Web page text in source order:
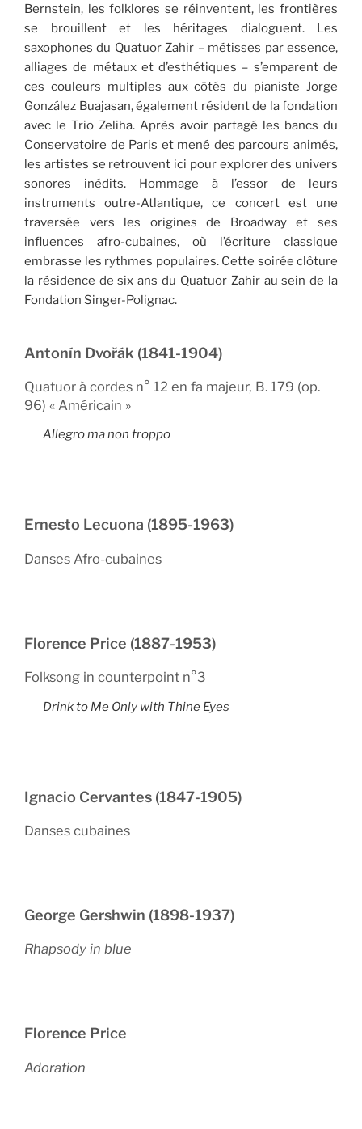
Bernstein, les folklores se réinventent, les frontières
se brouillent et les héritages dialoguent. Les
saxophones du Quatuor Zahir – métisses par essence,
alliages de métaux et d’esthétiques – s’emparent de
ces couleurs multiples aux côtés du pianiste Jorge
González Buajasan, également résident de la fondation
avec le Trio Zeliha. Après avoir partagé les bancs du
Conservatoire de Paris et mené des parcours animés,
les artistes se retrouvent ici pour explorer des univers
sonores inédits. Hommage à l’essor de leurs
instruments outre-Atlantique, ce concert est une
traversée vers les origines de Broadway et ses
influences afro-cubaines, où l’écriture classique
embrasse les rythmes populaires. Cette soirée clôture
la résidence de six ans du Quatuor Zahir au sein de la
Fondation Singer-Polignac.
Antonín Dvořák (1841-1904)
Quatuor à cordes n° 12 en fa majeur, B. 179 (op.
96) « Américain »
Allegro ma non troppo
Ernesto Lecuona (1895-1963)
Danses Afro-cubaines
Florence Price (1887-1953)
Folksong in counterpoint n°3
Drink to Me Only with Thine Eyes
Ignacio Cervantes (1847-1905)
Danses cubaines
George Gershwin (1898-1937)
Rhapsody in blue
Florence Price
Adoration